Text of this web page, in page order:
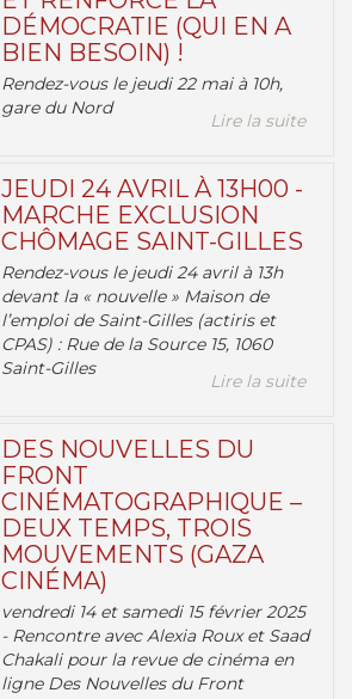
DÉMOCRATIE (QUI EN A
BIEN BESOIN) !
Rendez-vous le jeudi 22 mai à 10h,
gare du Nord
Lire la suite
JEUDI 24 AVRIL À 13H00 -
MARCHE EXCLUSION
CHÔMAGE SAINT-GILLES
Rendez-vous le jeudi 24 avril à 13h
devant la « nouvelle » Maison de
l’emploi de Saint-Gilles (actiris et
CPAS) : Rue de la Source 15, 1060
Saint-Gilles
Lire la suite
DES NOUVELLES DU
FRONT
CINÉMATOGRAPHIQUE –
DEUX TEMPS, TROIS
MOUVEMENTS (GAZA
CINÉMA)
vendredi 14 et samedi 15 février 2025
- Rencontre avec Alexia Roux et Saad
Chakali pour la revue de cinéma en
ligne Des Nouvelles du Front